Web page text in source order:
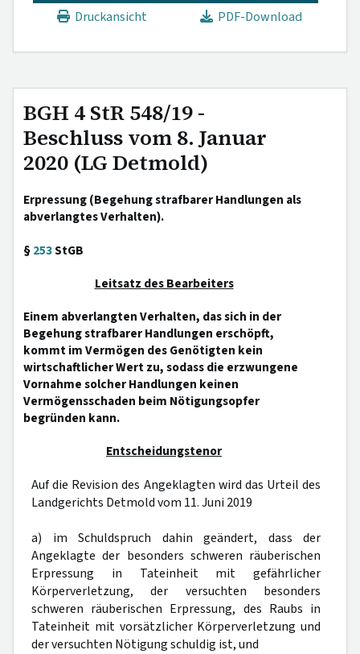
Druckansicht
PDF-Download
BGH 4 StR 548/19 -
Beschluss vom 8. Januar
2020 (LG Detmold)
Erpressung (Begehung strafbarer Handlungen als
abverlangtes Verhalten).
§253StGB
Leitsatz des Bearbeiters
Einem abverlangten Verhalten, das sich in der
Begehung strafbarer Handlungen erschöpft,
kommt im Vermögen des Genötigten kein
wirtschaftlicher Wert zu, sodass die erzwungene
Vornahme solcher Handlungen keinen
Vermögensschaden beim Nötigungsopfer
begründen kann.
Entscheidungstenor
Auf die Revision des Angeklagten wird das Urteil des
Landgerichts Detmold vom 11. Juni 2019
a) im Schuldspruch dahin geändert, dass der
Angeklagte der besonders schweren räuberischen
Erpressung in Tateinheit mit gefährlicher
Körperverletzung, der versuchten besonders
schweren räuberischen Erpressung, des Raubs in
Tateinheit mit vorsätzlicher Körperverletzung und
der versuchten Nötigung schuldig ist, und